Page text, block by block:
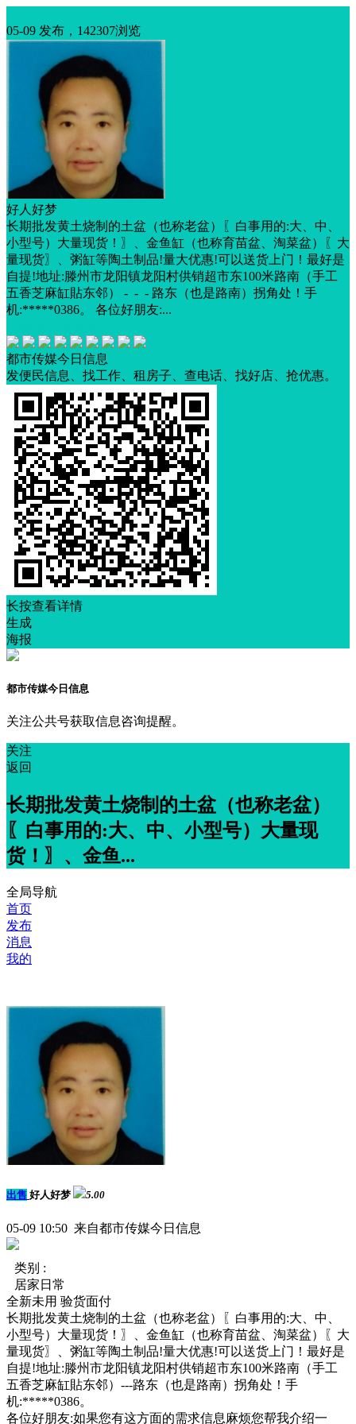
05-09 发布，142307浏览
好人好梦
长期批发黄土烧制的土盆（也称老盆）〖白事用的:大、中、
小型号）大量现货！〗、金鱼缸（也称育苗盆、淘菜盆）〖大
量现货〗、粥缸等陶土制品!量大优惠!可以送货上门！最好是
自提!地址:滕州市龙阳镇龙阳村供销超市东100米路南（手工
五香芝麻缸貼东邻） - - - 路东（也是路南）拐角处！手
机:*****0386。 各位好朋友:...
都市传媒今日信息
发便民信息、找工作、租房子、查电话、找好店、抢优惠。
长按查看详情
生成
海报
都市传媒今日信息
关注公共号获取信息咨询提醒。
关注
返回
长期批发黄土烧制的土盆（也称老盆）
〖白事用的:大、中、小型号）大量现
货！〗、金鱼...
全局导航
首页
发布
消息
我的
出售 好人好梦 5.00
05-09 10:50 来自都市传媒今日信息
类别 :
居家日常
全新未用 验货面付
长期批发黄土烧制的土盆（也称老盆）〖白事用的:大、中、
小型号）大量现货！〗、金鱼缸（也称育苗盆、淘菜盆）〖大
量现货〗、粥缸等陶土制品!量大优惠!可以送货上门！最好是
自提!地址:滕州市龙阳镇龙阳村供销超市东100米路南（手工
五香芝麻缸貼东邻）---路东（也是路南）拐角处！手
机:*****0386。
各位好朋友:如果您有这方面的需求信息麻烦您帮我介绍一